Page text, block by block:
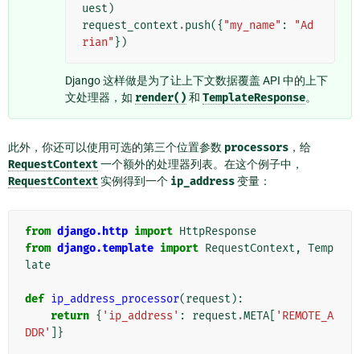
uest )
request_context .push({ "my_name" :
"Ad
rian" })
Django 这样做是为了让上下文数据覆盖 API 中的上下
文处理器，如 render() 和 TemplateResponse。
此外，你还可以使用可选的第三个位置参数 processors ，给
RequestContext一个额外的处理器列表。在这个例子中，
RequestContext实例得到一个 ip_address变量：
from django.http import HttpResponse
from django.template import RequestContext , Temp
late
def ip_address_processor(request ):
return { 'ip_address' : request .META
'REMOTE_A
DDR'
]}